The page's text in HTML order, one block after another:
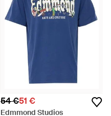
54 €51 €
Edmmond Studios